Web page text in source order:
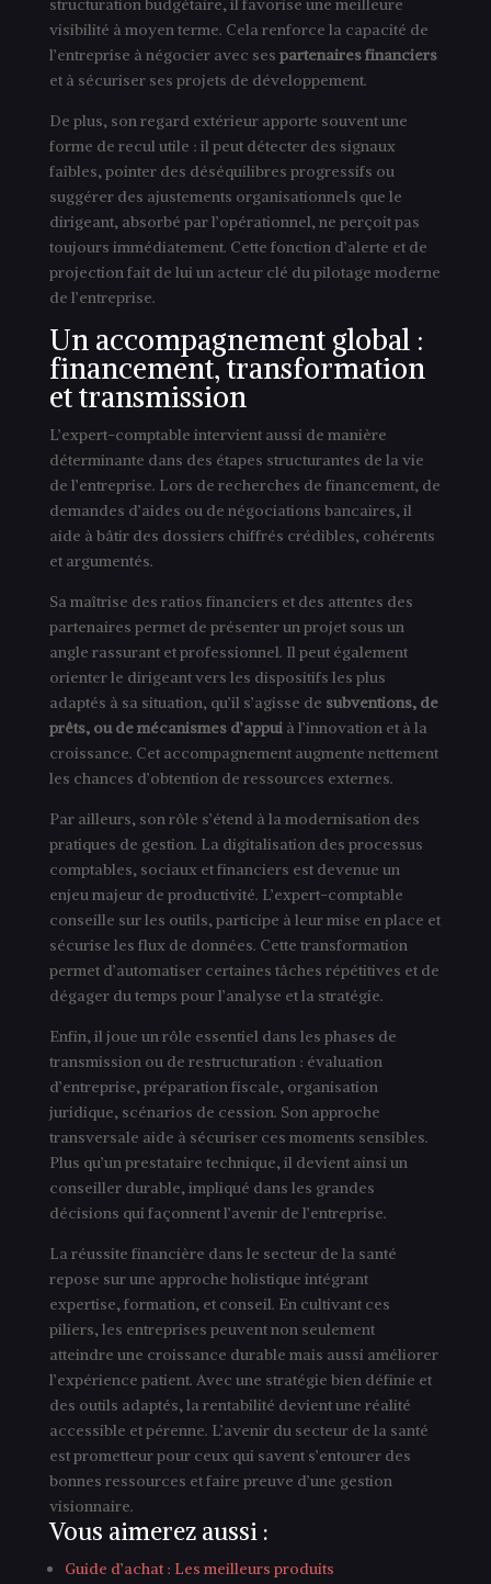
structuration budgétaire, il favorise une meilleure
visibilité à moyen terme. Cela renforce la capacité de
l’entreprise à négocier avec ses partenaires financiers
et à sécuriser ses projets de développement.
De plus, son regard extérieur apporte souvent une
forme de recul utile : il peut détecter des signaux
faibles, pointer des déséquilibres progressifs ou
suggérer des ajustements organisationnels que le
dirigeant, absorbé par l’opérationnel, ne perçoit pas
toujours immédiatement. Cette fonction d’alerte et de
projection fait de lui un acteur clé du pilotage moderne
de l’entreprise.
Un accompagnement global :
financement, transformation
et transmission
L’expert-comptable intervient aussi de manière
déterminante dans des étapes structurantes de la vie
de l’entreprise. Lors de recherches de financement, de
demandes d’aides ou de négociations bancaires, il
aide à bâtir des dossiers chiffrés crédibles, cohérents
et argumentés.
Sa maîtrise des ratios financiers et des attentes des
partenaires permet de présenter un projet sous un
angle rassurant et professionnel. Il peut également
orienter le dirigeant vers les dispositifs les plus
adaptés à sa situation, qu’il s’agisse de subventions, de
prêts, ou de mécanismes d’appuià l’innovation et à la
croissance. Cet accompagnement augmente nettement
les chances d’obtention de ressources externes.
Par ailleurs, son rôle s’étend à la modernisation des
pratiques de gestion. La digitalisation des processus
comptables, sociaux et financiers est devenue un
enjeu majeur de productivité. L’expert-comptable
conseille sur les outils, participe à leur mise en place et
sécurise les flux de données. Cette transformation
permet d’automatiser certaines tâches répétitives et de
dégager du temps pour l’analyse et la stratégie.
Enfin, il joue un rôle essentiel dans les phases de
transmission ou de restructuration : évaluation
d’entreprise, préparation fiscale, organisation
juridique, scénarios de cession. Son approche
transversale aide à sécuriser ces moments sensibles.
Plus qu’un prestataire technique, il devient ainsi un
conseiller durable, impliqué dans les grandes
décisions qui façonnent l’avenir de l’entreprise.
La réussite financière dans le secteur de la santé
repose sur une approche holistique intégrant
expertise, formation, et conseil. En cultivant ces
piliers, les entreprises peuvent non seulement
atteindre une croissance durable mais aussi améliorer
l’expérience patient. Avec une stratégie bien définie et
des outils adaptés, la rentabilité devient une réalité
accessible et pérenne. L’avenir du secteur de la santé
est prometteur pour ceux qui savent s’entourer des
bonnes ressources et faire preuve d’une gestion
visionnaire.
Vous aimerez aussi :
Guide d’achat : Les meilleurs produits